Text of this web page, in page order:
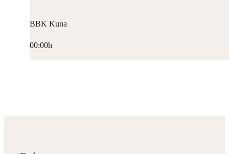
BBK Kuna
00:00h